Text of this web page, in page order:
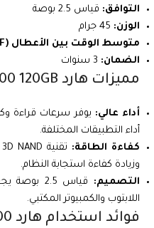
التوافق: قياس 2.5 بوصة
الوزن:
متوسط الوقت بين الأعطال (MTBF):
الضمان:
مميزات هارد Hikvision C100 120GB
أداء عالي: يوفر سرعات قراءة
أداء التطبيقات المختلفة.
كفاءة الطاقة:
وزيادة كفاءة استجابة النظام.
التصميم:
قياس 2.5
اللابتوب والكمبيوتر المكتبي.
فوائد استخدام هارد Hikvision C100